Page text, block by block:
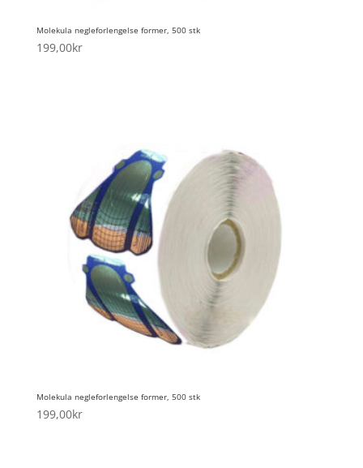
Molekula negleforlengelse former, 500 stk
199,00kr
Molekula negleforlengelse former, 500 stk
199,00kr